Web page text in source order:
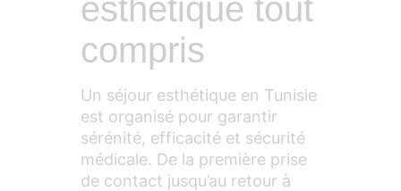
esthétique tout
compris
Un séjour esthétique en Tunisie
est organisé pour garantir
sérénité, efficacité et sécurité
médicale. De la première prise
de contact jusqu’au retour à